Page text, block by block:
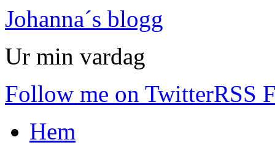
Johanna´s blogg
Ur min vardag
Follow me on TwitterRSS
Hem